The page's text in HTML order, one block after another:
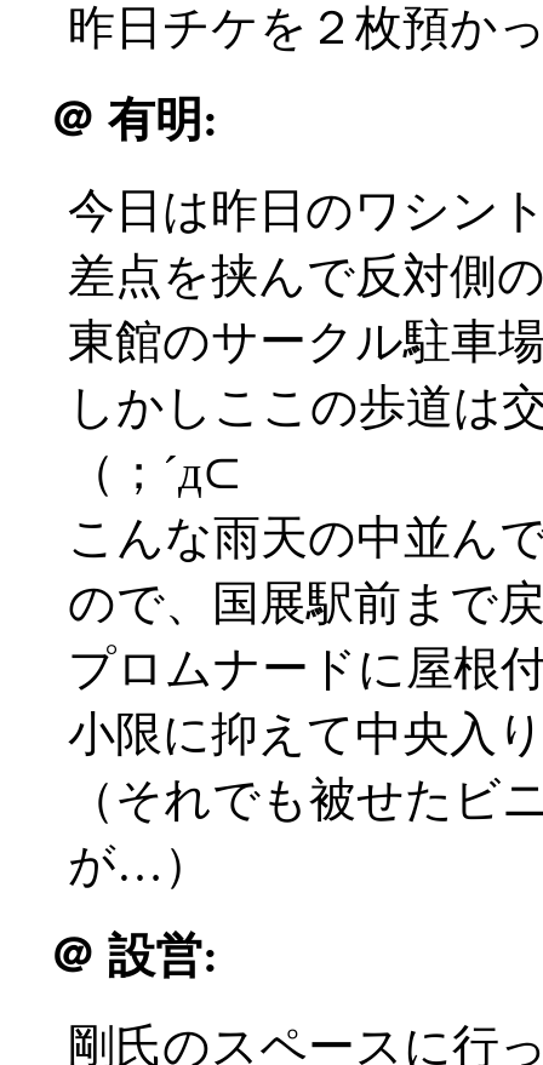
昨日チケを２枚預か
＠ 有明:
今日は昨日のワシン
差点を挟んで反対側
東館のサークル駐車
しかしここの歩道は
（；´д⊂
こんな雨天の中並ん
ので、国展駅前まで
プロムナードに屋根
小限に抑えて中央入
（それでも被せたビ
が…）
＠ 設営:
剛氏のスペースに行